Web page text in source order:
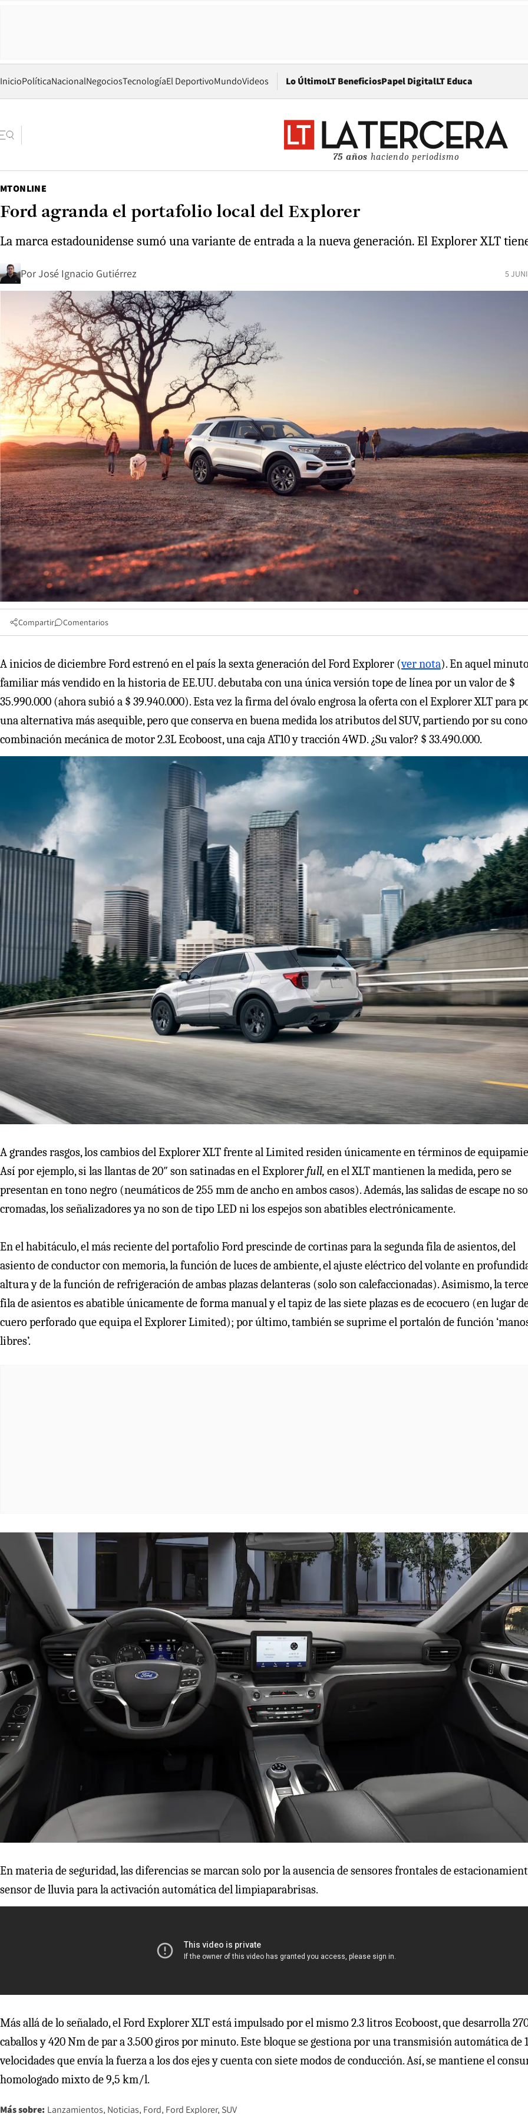
InicioPolíticaNacionalNegociosTecnologíaEl DeportivoMundoVideos Lo ÚltimoLT BeneficiosPapel DigitalOpens in new window
LT Educa
75 años haciendo periodismo
MTONLINE
Ford agranda el portafolio local del Explorer
La marca estadounidense sumó una variante de entrada a la nueva generación. El Explorer XLT
PorJosé Ignacio Gutiérrez 5
Compartir Comentarios
A inicios de diciembre Ford estrenó en el país la sexta generación del Ford Explorer (ver nota). En aquel
familiar más vendido en la historia de EE.UU. debutaba con una única versión tope de línea por un valor de $
35.990.000 (ahora subió a $ 39.940.000). Esta vez la firma del óvalo engrosa la oferta con el Explorer XLT para
una alternativa más asequible, pero que conserva en buena medida los atributos del SUV, partiendo por su
combinación mecánica de motor 2.3L Ecoboost, una caja AT10 y tracción 4WD. ¿Su valor? $ 33.490.000.
A grandes rasgos, los cambios del Explorer XLT frente al Limited residen únicamente en términos de
Así por ejemplo, si las llantas de 20″ son satinadas en el Explorerfull, en el XLT mantienen la medida, pero se
presentan en tono negro (neumáticos de 255 mm de ancho en ambos casos). Además, las salidas de escape no
cromadas, los señalizadores ya no son de tipo LED ni los espejos son abatibles electrónicamente.
En el habitáculo, el más reciente del portafolio Ford prescinde de cortinas para la segunda fila de asientos, del
asiento de conductor con memoria, la función de luces de ambiente, el ajuste eléctrico del volante en
altura y de la función de refrigeración de ambas plazas delanteras (solo son calefaccionadas). Asimismo, la
fila de asientos es abatible únicamente de forma manual y el tapiz de las siete plazas es de ecocuero (en lugar
cuero perforado que equipa el Explorer Limited); por último, también se suprime el portalón de función
libres’.
En materia de seguridad, las diferencias se marcan solo por la ausencia de sensores frontales de
sensor de lluvia para la activación automática del limpiaparabrisas.
Más allá de lo señalado, el Ford Explorer XLT está impulsado por el mismo 2.3 litros Ecoboost, que desarrolla
caballos y 420 Nm de par a 3.500 giros por minuto. Este bloque se gestiona por una transmisión automática de
velocidades que envía la fuerza a los dos ejes y cuenta con siete modos de conducción. Así, se mantiene el
homologado mixto de 9,5 km/l.
Más sobre: Lanzamientos Noticias Ford Ford Explorer SUV